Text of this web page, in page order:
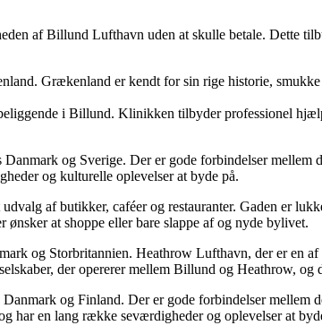
af Billund Lufthavn uden at skulle betale. Dette
Grækenland er kendt for sin rige historie,
i Billund. Klinikken tilbyder professionel
og Sverige. Der er gode forbindelser mellem
og kulturelle oplevelser at byde på.
af butikker, caféer og restauranter. Gaden er
at shoppe eller bare slappe af og nyde bylivet.
og Storbritannien. Heathrow Lufthavn, der er en
der opererer mellem Billund og Heathrow,
og Finland. Der er gode forbindelser mellem
har en lang række seværdigheder og oplevelser at